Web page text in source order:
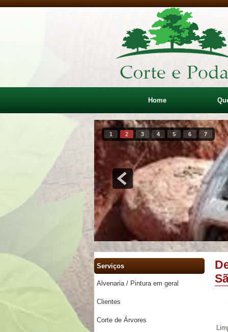
Home
1 2 3 4 5 6 7
Serviços
Alvenaria / Pintura em geral
Clientes
Corte de Árvores